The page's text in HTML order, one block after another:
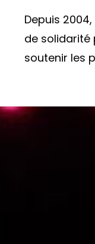
Depuis
de solidarité
soutenir les